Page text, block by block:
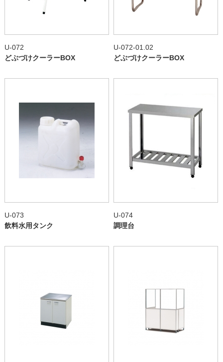
U-072
どぶづけクーラーBOX
U-072-01.02
どぶづけクーラーBOX
U-073
飲料水用タンク
U-074
調理台